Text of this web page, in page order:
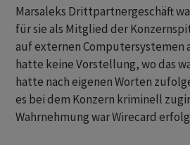
Marsaleks Drittpartnergeschäft
für sie als Mitglied der
auf externen Computersystemen
hatte keine Vorstellung, wo das
hatte nach eigenen Worten
es bei dem Konzern kriminell
Wahrnehmung war Wirecard